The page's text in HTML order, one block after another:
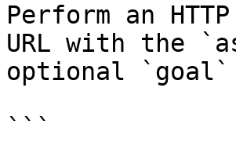
Perform an
URL with the
optional `goal`
```